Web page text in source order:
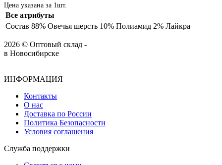
Цена указана за 1шт.
Все атрибуты
Состав 88% Овечья шерсть 10% Полиамид 2% Лайкра
2026 © Оптовый склад -
в Новосибирске
ИНФОРМАЦИЯ
Контакты
О нас
Доставка по России
Политика Безопасности
Условия соглашения
Служба поддержки